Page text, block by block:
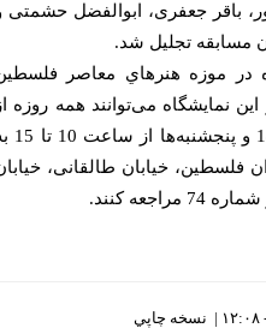
باقر جعفری، ابوالفضل حشمتی و
تجليل شد.
26 اسفند ماه در موزه هنرهاي معاصر فلسطين
نمایشگاه می‌توانند همه روزه از
شنبه تا چهارشنبه از ساعت 10 تا 18 و پنجشنبه‌ها از ساعت 10 تا 15 به
خیابان طالقانی، خیابان
کنند.
نسخه چاپي